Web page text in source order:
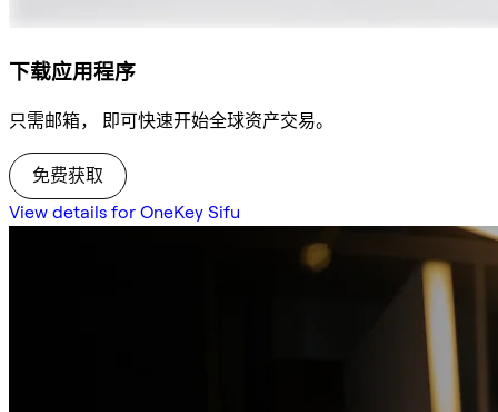
下载应用程序
只需邮箱， 即可快速开始全球资产交易。
免费获取
View details for OneKey Sifu